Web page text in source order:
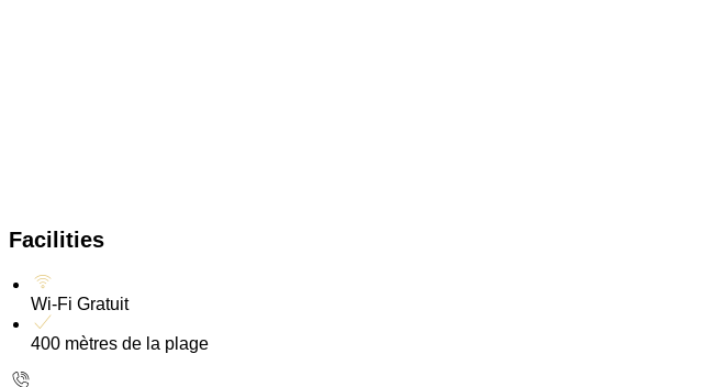
Facilities
Wi-Fi Gratuit
400 mètres de la plage